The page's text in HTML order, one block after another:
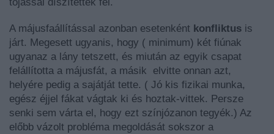
A májusfaállítással azonban esetenként konfliktus is
járt. Megesett ugyanis, hogy ( minimum) két fiúnak
ugyanaz a lány tetszett, és miután az egyik csapat
felállította a májusfát, a másik elvitte onnan azt,
helyére pedig a sajátját tette. ( Jó kis fizikai munka,
egész éjjel fákat vágtak ki és hoztak-vittek. Persze
senki sem várta el, hogy ezt színjózanon tegyék.) Az
előbb vázolt probléma megoldását sokszor a